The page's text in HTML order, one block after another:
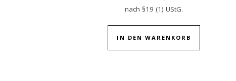
nach §19 (1) UStG.
IN DEN WARENKORB